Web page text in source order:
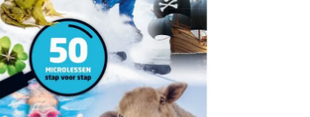
Jeroen Farla, Daniëlle Friedeman, Linda
Lennart Rijks, Lenny van Pouderoijen,
Theunis
Donald Suidman en Daniëlle Friedeman